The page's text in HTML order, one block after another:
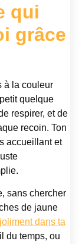
qui
grâce
à la couleur
quelque
respirer, et de
recoin. Ton
accueillant et
sans chercher
de jaune
dans ta
du temps, ou